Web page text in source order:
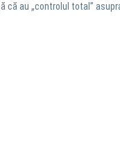
că au „controlul total”